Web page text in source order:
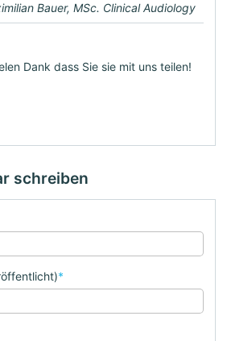
Bauer, MSc. Clinical Audiology
Dank dass Sie sie mit uns teilen!
schreiben
*